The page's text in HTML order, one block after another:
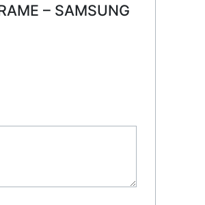
– SAMSUNG